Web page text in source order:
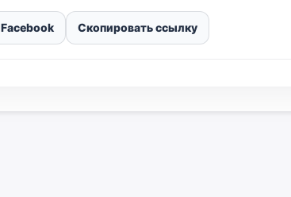
Facebook Скопировать ссылку